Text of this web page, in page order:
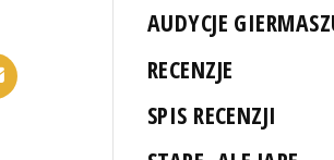
AUDYCJE
RECENZJE
SPIS RECENZJI